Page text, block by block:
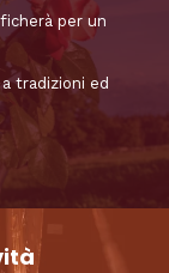
per un
tradizioni ed